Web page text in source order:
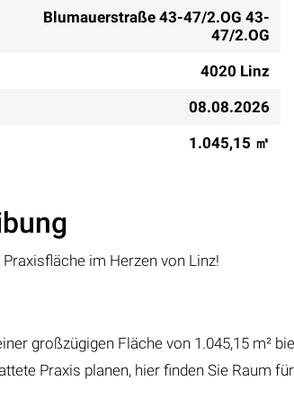
Blumauerstraße 43-47/2.OG 43-
47/2.OG
4020 Linz
08.08.2026
1.045,15 ㎡
im Herzen von Linz!
großzügigen Fläche von 1.045,15 m²
Praxis planen, hier finden Sie Raum